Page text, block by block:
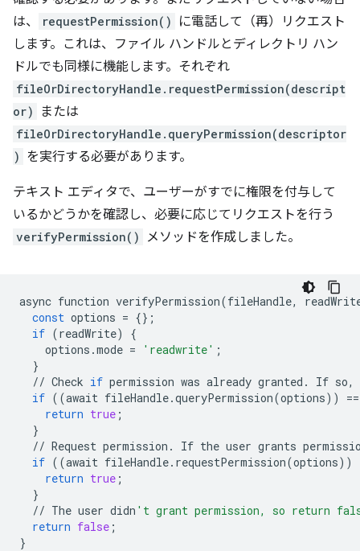
は、
requestPermission()
に電話して（再）リクエスト
します。これは、ファイル ハンドルとディレクトリ ハン
ドルでも同様に機能します。それぞれ
fileOrDirectoryHandle.requestPermission(descript
or)
または
fileOrDirectoryHandle.queryPermission(descriptor
) を実行する必要があります。
テキスト エディタで、ユーザーがすでに権限を付与して
いるかどうかを確認し、必要に応じてリクエストを行う
verifyPermission() メソッドを作成しました。
async function verifyPermission(fileHandle,
const options = {};
if (readWrite)
{
options .mode = 'readwrite' ;
}
// Check if permission was already granted . If so,
if ((await fileHandle.queryPermission(options))
return true ;
}
// Request permission . If the user grants
if ((await fileHandle. requestPermission(options))
return true ;
}
// The user didn 't grant permission, so return
return false ;
}